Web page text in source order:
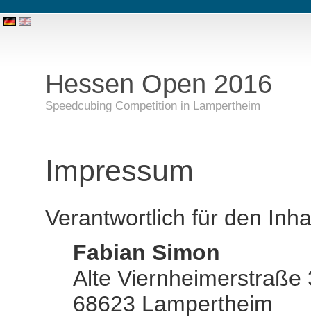
Hessen Open 2016
Speedcubing Competition in Lampertheim
Impressum
Verantwortlich für den
Fabian Simon
Alte Viernheimerstraße
68623 Lampertheim